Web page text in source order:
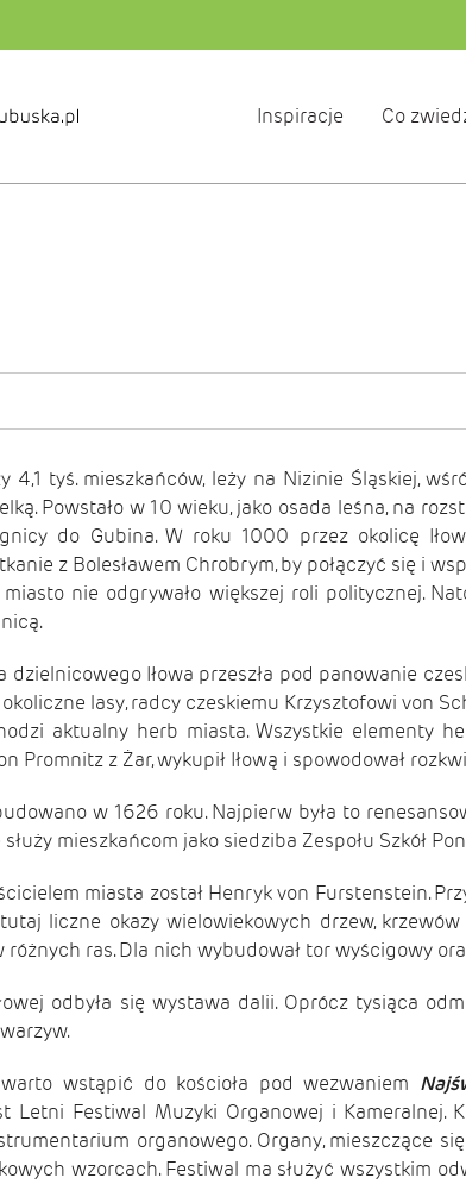
Inspiracje Co
4,1 tyś. mieszkańców, leży na Nizinie Śląskiej,
Powstało w 10 wieku, jako osada leśna, na
do Gubina. W roku 1000 przez okolicę
z Bolesławem Chrobrym, by połączyć się i
nie odgrywało większej roli politycznej.
dzielnicowego Iłowa przeszła pod panowanie
lasy, radcy czeskiemu Krzysztofowi von
aktualny herb miasta. Wszystkie elementy
Promnitz z Żar, wykupił Iłową i spowodował
w 1626 roku. Najpierw była to
służy mieszkańcom jako siedziba Zespołu Szkół
miasta został Henryk von Furstenstein.
liczne okazy wielowiekowych drzew,
różnych ras. Dla nich wybudował tor wyścigowy
odbyła się wystawa dalii. Oprócz tysiąca
wstąpić do kościoła pod wezwaniem
Letni Festiwal Muzyki Organowej i
organowego. Organy, mieszczące
wzorcach. Festiwal ma służyć wszystkim